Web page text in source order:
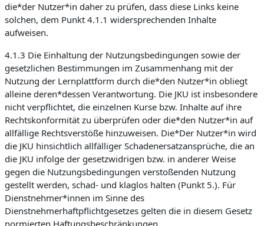
die*der Nutzer*in daher zu prüfen, dass diese Links keine
solchen, dem Punkt 4.1.1 widersprechenden Inhalte
aufweisen.
4.1.3 Die Einhaltung der Nutzungsbedingungen sowie der
gesetzlichen Bestimmungen im Zusammenhang mit der
Nutzung der Lernplattform durch die*den Nutzer*in obliegt
alleine deren*dessen Verantwortung. Die JKU ist insbesondere
nicht verpflichtet, die einzelnen Kurse bzw. Inhalte auf ihre
Rechtskonformität zu überprüfen oder die*den Nutzer*in auf
allfällige Rechtsverstöße hinzuweisen. Die*Der Nutzer*in wird
die JKU hinsichtlich allfälliger Schadenersatzansprüche, die an
die JKU infolge der gesetzwidrigen bzw. in anderer Weise
gegen die Nutzungsbedingungen verstoßenden Nutzung
gestellt werden, schad- und klaglos halten (Punkt 5.). Für
Dienstnehmer*innen im Sinne des
Dienstnehmerhaftpflichtgesetzes gelten die in diesem Gesetz
normierten Haftungsbeschränkungen.